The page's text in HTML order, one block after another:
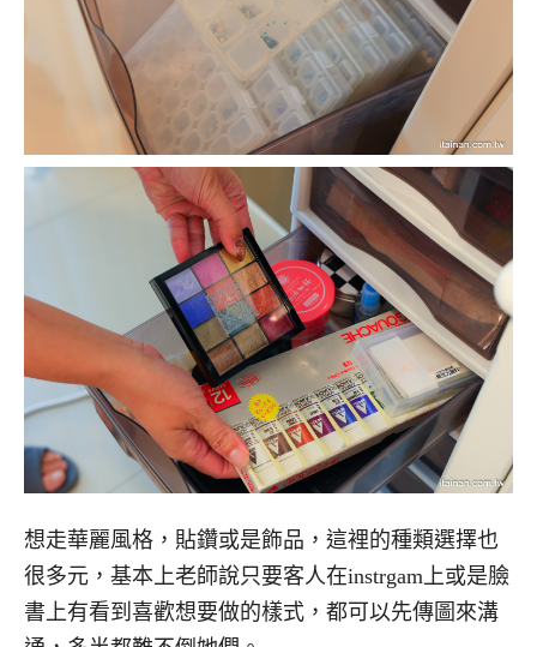
想走華麗風格，貼鑽或是飾品，這裡的種類選擇也
很多元，基本上老師說只要客人在instrgam上或是臉
書上有看到喜歡想要做的樣式，都可以先傳圖來溝